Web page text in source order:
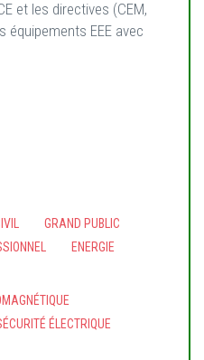
et les directives (CEM,
équipements EEE avec
GRAND PUBLIC
ENERGIE
ÉLECTRIQUE